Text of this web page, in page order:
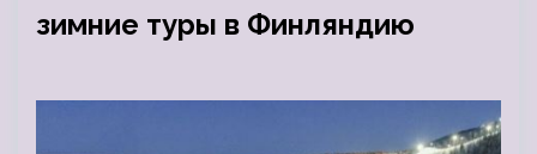
зимние туры в Финляндию